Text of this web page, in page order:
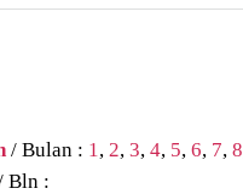
/ Bulan : 1 , 2,3,4, 5,6, 7,8
Bln :